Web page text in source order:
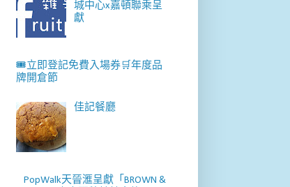
城中心x嘉頓聯乘呈
獻
🎟️立即登記免費入場券🛒年度品
牌開倉節
佳記餐廳
PopWalk天晉滙呈獻「BROWN &